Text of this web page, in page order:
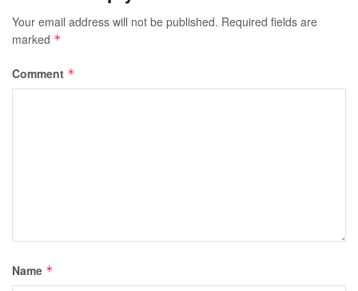
Your email address will not be published. Required fields are
marked *
Comment *
Name *